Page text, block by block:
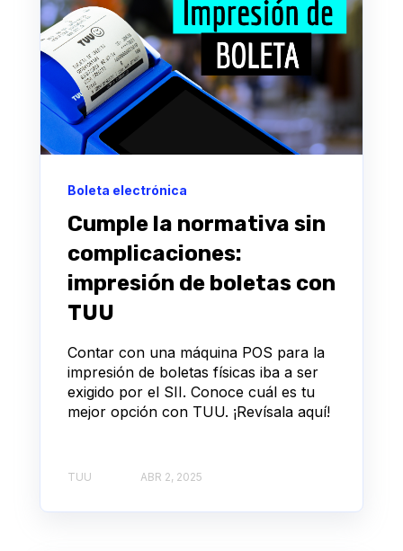
Boleta electrónica
Cumple la normativa sin
complicaciones:
impresión de boletas con
TUU
Contar con una máquina POS para la
impresión de boletas físicas iba a ser
exigido por el SII. Conoce cuál es tu
mejor opción con TUU. ¡Revísala aquí!
TUU ABR 2, 2025